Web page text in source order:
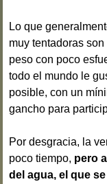
Lo que
muy tentadoras
peso con poco
todo el mundo le
posible, con un
gancho para
Por desgracia, la
poco tiempo, pero
del agua, el que